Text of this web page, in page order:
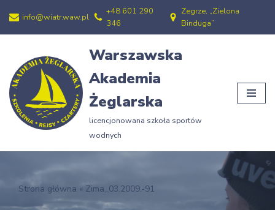
Przejdź
treści
info@wiatr.waw.pl
+48 601 290
346
Zegrze, „Zielona
Binduga”
Warszawska
Akademia
Żeglarska
licencjonowana szkoła sportów
wodnych
Strona główna » Zima_03.2009.-91